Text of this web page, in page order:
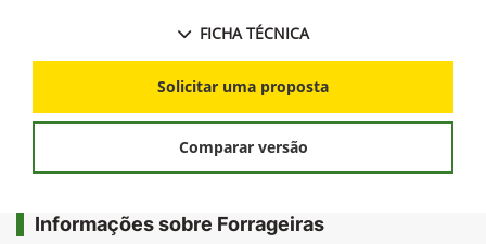
FICHA TÉCNICA
Solicitar uma proposta
Comparar versão
Informações sobre Forrageiras